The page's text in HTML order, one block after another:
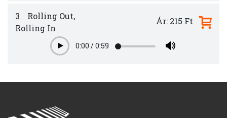
3
Rolling Out,
Rolling In
Play0:00 /0:59
Ár: 215 Ft